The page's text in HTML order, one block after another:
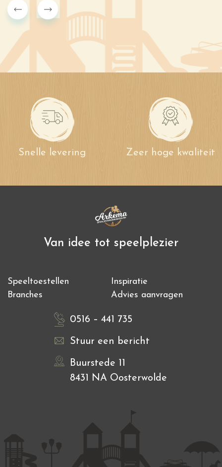
Snelle levering Zeer hoge kwaliteit
Van idee tot speelplezier
Speeltoestellen
Inspiratie
Branches
Advies aanvragen
0516 – 441 735
Stuur een bericht
Buurstede 11
8431 NA Oosterwolde